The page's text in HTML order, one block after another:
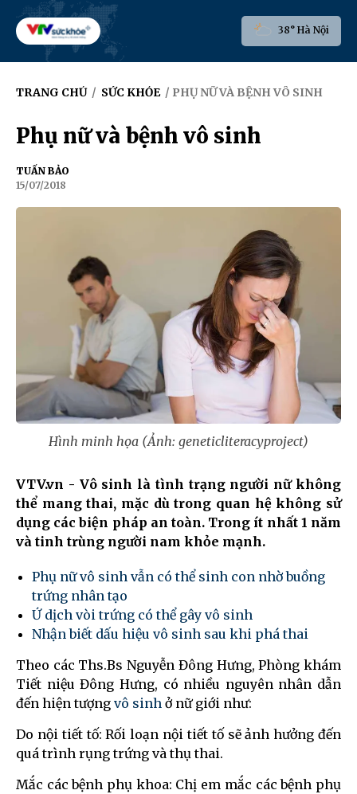
38° Hà Nội
TRANG CHỦ / SỨC KHỎE / PHỤ NỮ VÀ BỆNH VÔ SINH
Phụ nữ và bệnh vô sinh
TUẤN BẢO
15/07/2018
Hình minh họa (Ảnh: geneticliteracyproject)
VTV.vn - Vô sinh là tình trạng người nữ không
thể mang thai, mặc dù trong quan hệ không sử
dụng các biện pháp an toàn. Trong ít nhất 1 năm
và tinh trùng người nam khỏe mạnh.
Phụ nữ vô sinh vẫn có thể sinh con nhờ buồng
trứng nhân tạo
Ứ dịch vòi trứng có thể gây vô sinh
Nhận biết dấu hiệu vô sinh sau khi phá thai
Theo các Ths.Bs Nguyễn Đông Hưng, Phòng khám
Tiết niệu Đông Hưng, có nhiều nguyên nhân dẫn
đến hiện tượng vô sinh ở nữ giới như:
Do nội tiết tố: Rối loạn nội tiết tố sẽ ảnh hưởng đến
quá trình rụng trứng và thụ thai.
Mắc các bệnh phụ khoa: Chị em mắc các bệnh phụ